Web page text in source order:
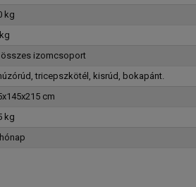
kg
izomcsoport
tricepszkötél, kisrúd, bokapánt.
cm
kg